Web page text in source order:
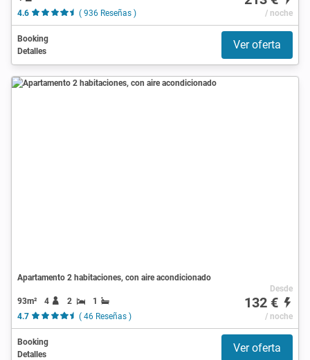
4.6
( 936 Reseñas ) / noche
Booking
Detalles
Ver oferta
Apartamento 2 habitaciones, con aire acondicionado
93m² 4 2
1
4.7
( 46 Reseñas )
Desde
132 €
/ noche
Booking
Detalles
Ver oferta